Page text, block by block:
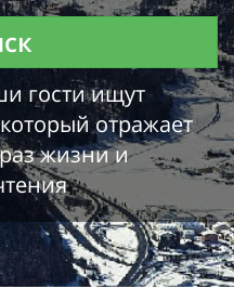
гости ищут
отражает
жизни и